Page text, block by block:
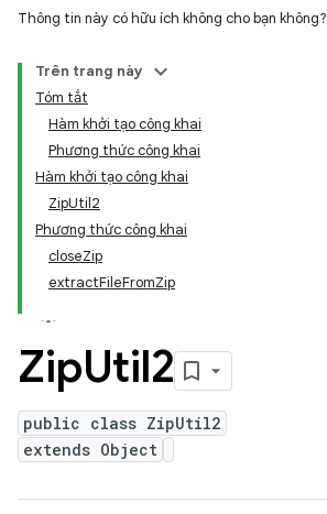
Thông tin này có hữu ích không cho bạn không?
Trên trang này
Tóm tắt
Hàm khởi tạo công khai
Phương thức công khai
Hàm khởi tạo công khai
ZipUtil2
Phương thức công khai
closeZip
extractFileFromZip
ZipUtil2
public class ZipUtil2
extends Object